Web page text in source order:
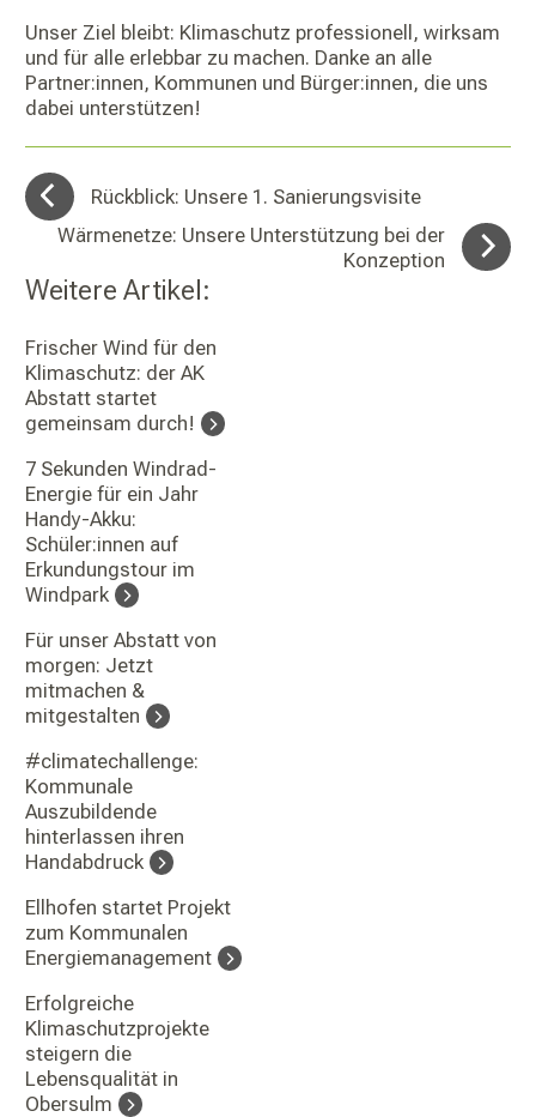
Unser Ziel bleibt: Klimaschutz professionell, wirksam
und für alle erlebbar zu machen. Danke an alle
Partner:innen, Kommunen und Bürger:innen, die uns
dabei unterstützen!
Rückblick: Unsere 1. Sanierungsvisite
Wärmenetze: Unsere Unterstützung bei der
Konzeption
Weitere Artikel:
Frischer Wind für den
Klimaschutz: der AK
Abstatt startet
gemeinsam durch!
7 Sekunden Windrad-
Energie für ein Jahr
Handy-Akku:
Schüler:innen auf
Erkundungstour im
Windpark
Für unser Abstatt von
morgen: Jetzt
mitmachen &
mitgestalten
#climatechallenge:
Kommunale
Auszubildende
hinterlassen ihren
Handabdruck
Ellhofen startet Projekt
zum Kommunalen
Energiemanagement
Erfolgreiche
Klimaschutzprojekte
steigern die
Lebensqualität in
Obersulm